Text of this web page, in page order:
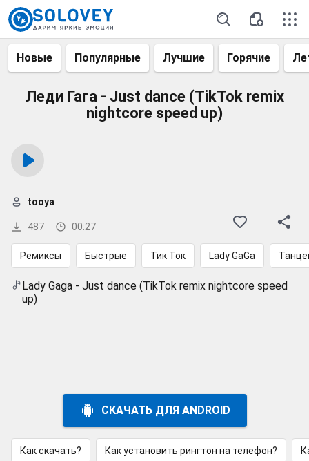
Новые Популярные Лучшие Горячие
Леди Гага - Just dance (TikTok remix
nightcore speed up)
487 00:27
tooya
Ремиксы Быстрые Тик Ток Lady GaGa
Lady Gaga - Just dance (TikTok remix nightcore speed
up)
СКАЧАТЬ ДЛЯ ANDROID
Как скачать? Как установить рингтон на телефон?